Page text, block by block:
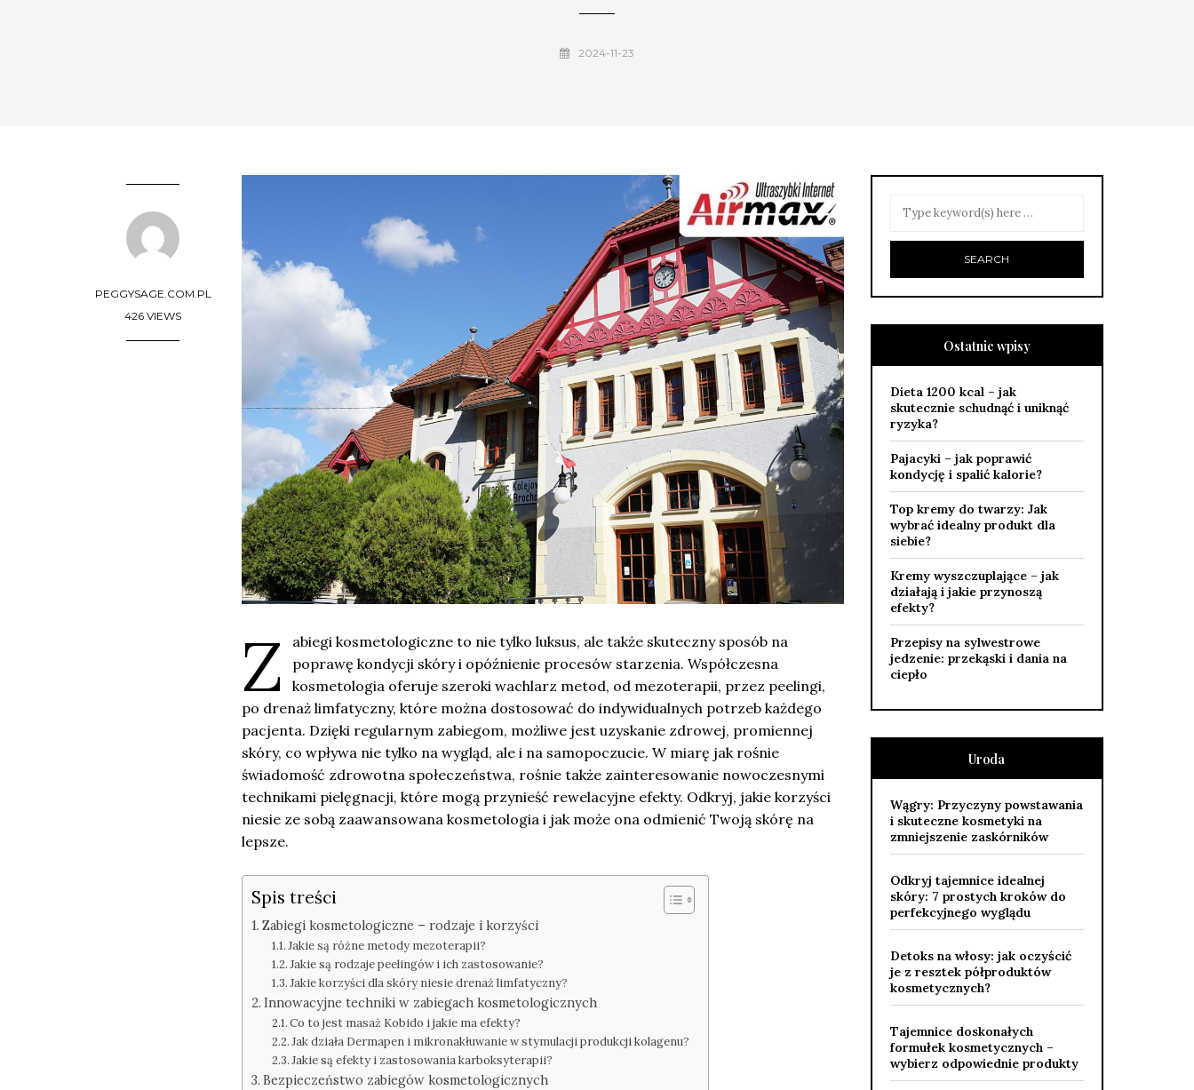
2024-11-23
PEGGYSAGE.COM.PL
426 VIEWS
Z
abiegi kosmetologiczne to nie tylko luksus, ale także skuteczny sposób na
poprawę kondycji skóry i opóźnienie procesów starzenia. Współczesna
kosmetologia oferuje szeroki wachlarz metod, od mezoterapii, przez peelingi,
po drenaż limfatyczny, które można dostosować do indywidualnych potrzeb każdego
pacjenta. Dzięki regularnym zabiegom, możliwe jest uzyskanie zdrowej, promiennej
skóry, co wpływa nie tylko na wygląd, ale i na samopoczucie. W miarę jak rośnie
świadomość zdrowotna społeczeństwa, rośnie także zainteresowanie nowoczesnymi
technikami pielęgnacji, które mogą przynieść rewelacyjne efekty. Odkryj, jakie korzyści
niesie ze sobą zaawansowana kosmetologia i jak może ona odmienić Twoją skórę na
lepsze.
Spis treści
Zabiegi kosmetologiczne – rodzaje i korzyści
Jakie są różne metody mezoterapii?
Jakie są rodzaje peelingów i ich zastosowanie?
Jakie korzyści dla skóry niesie drenaż limfatyczny?
Innowacyjne techniki w zabiegach kosmetologicznych
Co to jest masaż Kobido i jakie ma efekty?
Jak działa Dermapen i mikronakłuwanie w stymulacji produkcji kolagenu?
Jakie są efekty i zastosowania karboksyterapii?
Bezpieczeństwo zabiegów kosmetologicznych
Ostatnie wpisy
Dieta 1200 kcal – jak
skutecznie schudnąć i uniknąć
ryzyka?
Pajacyki – jak poprawić
kondycję i spalić kalorie?
Top kremy do twarzy: Jak
wybrać idealny produkt dla
siebie?
Kremy wyszczuplające – jak
działają i jakie przynoszą
efekty?
Przepisy na sylwestrowe
jedzenie: przekąski i dania na
ciepło
Uroda
Wągry: Przyczyny powstawania
i skuteczne kosmetyki na
zmniejszenie zaskórników
Odkryj tajemnice idealnej
skóry: 7 prostych kroków do
perfekcyjnego wyglądu
Detoks na włosy: jak oczyścić
je z resztek półproduktów
kosmetycznych?
Tajemnice doskonałych
formułek kosmetycznych –
wybierz odpowiednie produkty